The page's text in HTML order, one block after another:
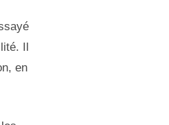
Il
en